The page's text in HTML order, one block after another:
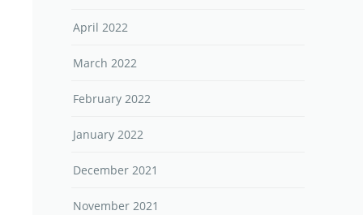
April 2022
March 2022
February 2022
January 2022
December 2021
November 2021